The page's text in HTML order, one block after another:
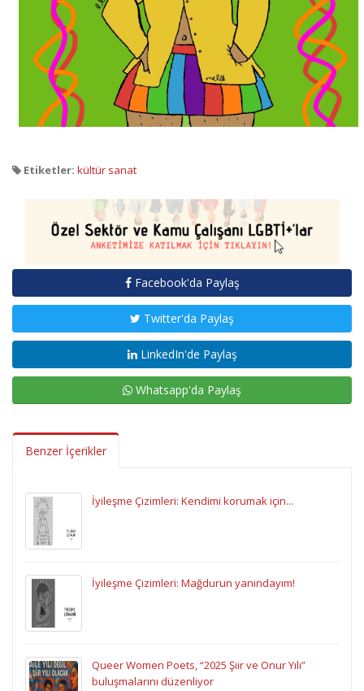
Etiketler: kültür sanat
Facebook'da Paylaş
Twitter'da Paylaş
LinkedIn'de Paylaş
Whatsapp'da Paylaş
Benzer İçerikler
İyileşme Çizimleri: Kendimi korumak için...
İyileşme Çizimleri: Mağdurun yanındayım!
Queer Women Poets, “2025 Şiir ve Onur Yılı”
buluşmalarını düzenliyor